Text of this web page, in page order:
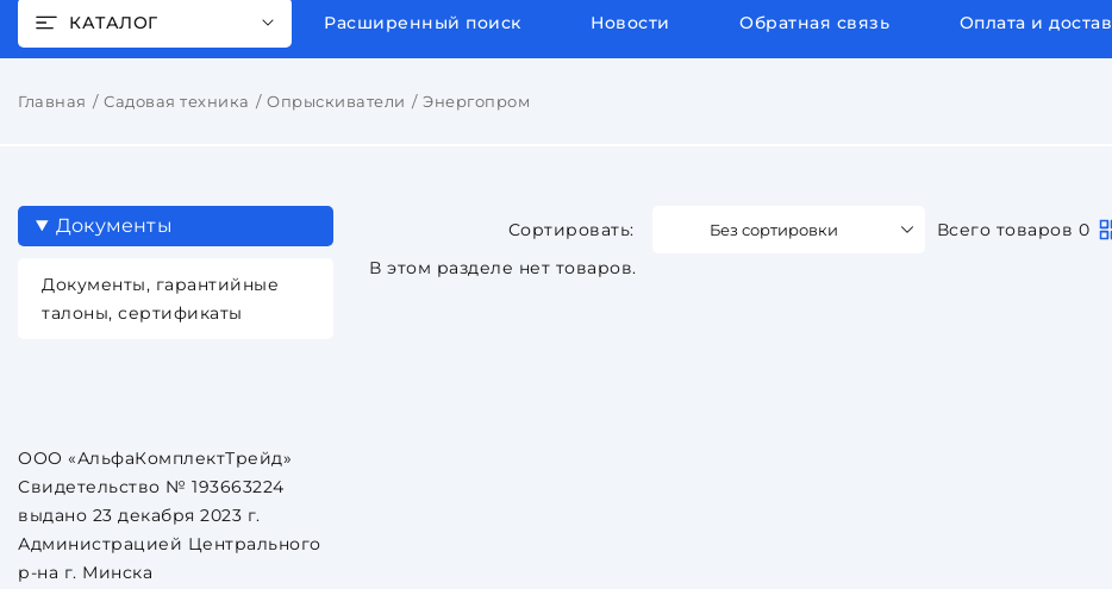
КАТАЛОГ Расширенный поиск Новости Обратная связь Оплата и
Главная Садовая техника Опрыскиватели Энергопром
Документы
Документы, гарантийные
талоны, сертификаты
ООО «АльфаКомплектТрейд»
Свидетельство № 193663224
выдано 23 декабря 2023 г.
Администрацией Центрального
р-на г. Минска
Без сортировки Всего товаров 0
В этом разделе нет товаров.